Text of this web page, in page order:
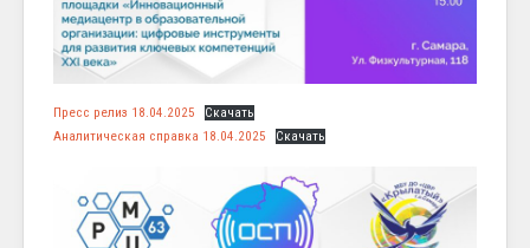
Пресс релиз 18.04.2025
Скачать
Аналитическая справка 18.04.2025
Скачать